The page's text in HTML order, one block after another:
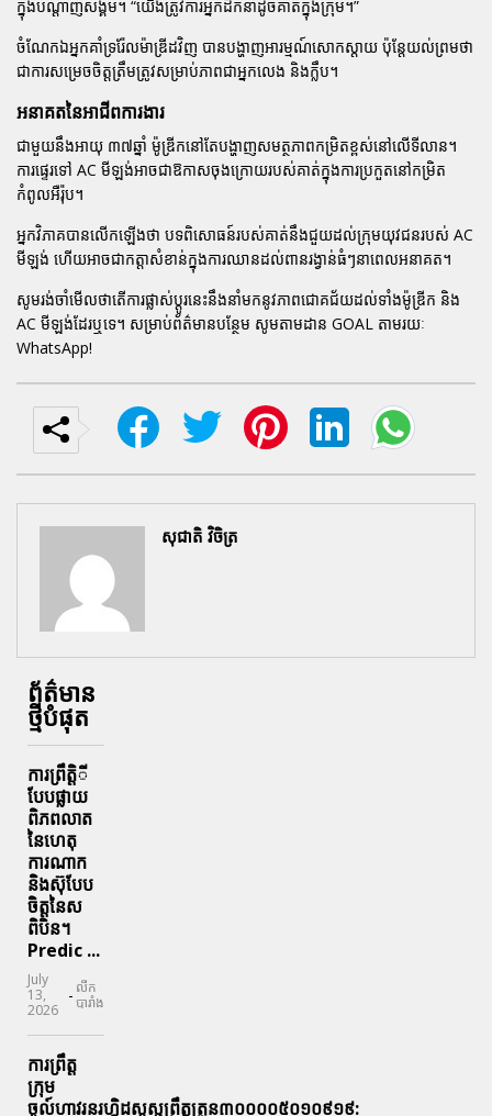
ក្នុងបណ្តាញសង្គម។ “យើងត្រូវការអ្នកដឹកនាំដូចគាត់ក្នុងក្រុម។”
ចំណែកឯអ្នកគាំទ្ររ៉ែលម៉ាឌ្រីដវិញ បានបង្ហាញអារម្មណ៍សោកស្តាយ ប៉ុន្តែយល់ព្រមថា
ជាការសម្រេចចិត្តត្រឹមត្រូវសម្រាប់ភាពជាអ្នកលេង និងក្លឹប។
អនាគតនៃអាជីពការងារ
ជាមួយនឹងអាយុ ៣៧ឆ្នាំ ម៉ូឌ្រីកនៅតែបង្ហាញសមត្ថភាពកម្រិតខ្ពស់នៅលើទីលាន។
ការផ្ទេរទៅ AC មីឡង់អាចជាឱកាសចុងក្រោយរបស់គាត់ក្នុងការប្រកួតនៅកម្រិត
កំពូលអឺរ៉ុប។
អ្នកវិភាគបានលើកឡើងថា បទពិសោធន៍របស់គាត់នឹងជួយដល់ក្រុមយុវជនរបស់ AC
មីឡង់ ហើយអាចជាកត្តាសំខាន់ក្នុងការឈានដល់ពានរង្វាន់ធំៗនាពេលអនាគត។
សូមរង់ចាំមើលថាតើការផ្លាស់ប្តូរនេះនឹងនាំមកនូវភាពជោគជ័យដល់ទាំងម៉ូឌ្រីក និង
AC មីឡង់ដែរឬទេ។ សម្រាប់ព័ត៌មានបន្ថែម សូមតាមដាន GOAL តាមរយៈ
WhatsApp!
សុជាតិ វិចិត្រ
ព័ត៌មាន
ថ្មីបំផុត
ការព្រឹតិ្តី
បែបផ្លាយ
ពិភពលាត
នៃហេតុ
ការណាក
និងស៊ុបែប
ចិត្តនៃស
ពិបិន។
Predic ...
July
13,
2026
- លីក
បារាំង
ការព្រឹត្ត
ក្រុម
ចូល៍ហាវរនរហ្គិដសួស្ផព្រឹត្តត្រូន៣០០០០៥០១០៩១៩: